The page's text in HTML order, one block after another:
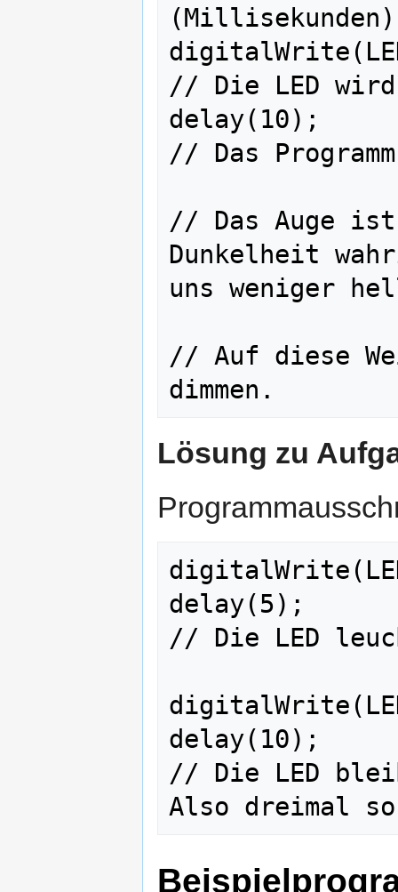
// Die LED
delay(10);
// Das
// Das Auge
Dunkelheit
uns weniger
// Auf diese
Lösung zu
delay(5);
// Die LED
delay(10);
// Die LED